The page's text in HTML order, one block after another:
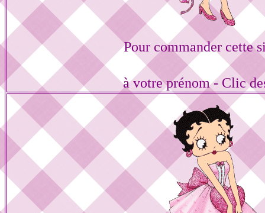
Pour commander cette
à votre prénom - Clic